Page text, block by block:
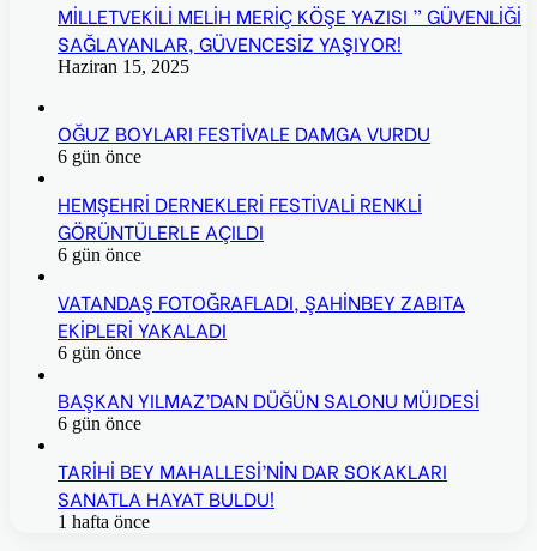
MİLLETVEKİLİ MELİH MERİÇ KÖŞE YAZISI ” GÜVENLİĞİ
SAĞLAYANLAR, GÜVENCESİZ YAŞIYOR!
Haziran 15, 2025
OĞUZ BOYLARI FESTİVALE DAMGA VURDU
6 gün önce
HEMŞEHRİ DERNEKLERİ FESTİVALİ RENKLİ
GÖRÜNTÜLERLE AÇILDI
6 gün önce
VATANDAŞ FOTOĞRAFLADI, ŞAHİNBEY ZABITA
EKİPLERİ YAKALADI
6 gün önce
BAŞKAN YILMAZ’DAN DÜĞÜN SALONU MÜJDESİ
6 gün önce
TARİHİ BEY MAHALLESİ’NİN DAR SOKAKLARI
SANATLA HAYAT BULDU!
1 hafta önce